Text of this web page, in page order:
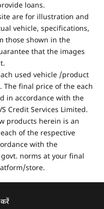
loans.
are for illustration and
vehicle, specifications,
those shown in the
that the images
used vehicle /product
The final price of the each
in accordance with the
Credit Services Limited.
products herein is an
of the respective
with the
norms at your final
store.